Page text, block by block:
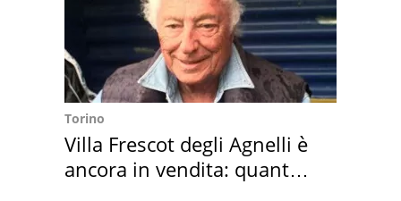
Torino
Villa Frescot degli Agnelli è
ancora in vendita: quanto